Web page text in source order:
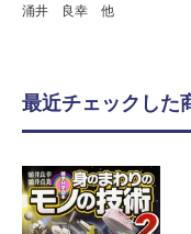
涌井 良幸 他
最近チェックした